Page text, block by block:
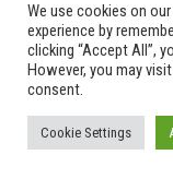
ไอเท็มห้ามพลาด!!! สำ
We use cookies on
experience by
clicking “Accept All”,
However, you may
consent.
Cookie Settings